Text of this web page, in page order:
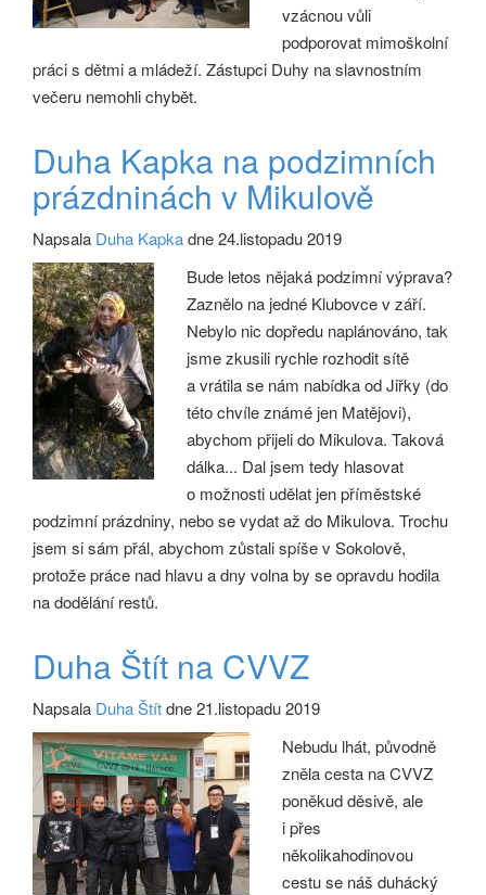
vzácnou vůli
podporovat mimoškolní
práci s dětmi a mládeží. Zástupci Duhy na slavnostním
večeru nemohli chybět.
Duha Kapka na podzimních
prázdninách v Mikulově
Napsala Duha Kapkadne 24.listopadu 2019
Bude letos nějaká podzimní výprava?
Zaznělo na jedné Klubovce v září.
Nebylo nic dopředu naplánováno, tak
jsme zkusili rychle rozhodit sítě
a vrátila se nám nabídka od Jiřky (do
této chvíle známé jen Matějovi),
abychom přijeli do Mikulova. Taková
dálka... Dal jsem tedy hlasovat
o možnosti udělat jen příměstské
podzimní prázdniny, nebo se vydat až do Mikulova. Trochu
jsem si sám přál, abychom zůstali spíše v Sokolově,
protože práce nad hlavu a dny volna by se opravdu hodila
na dodělání restů.
Duha Štít na CVVZ
Napsala Duha Štítdne 21.listopadu 2019
Nebudu lhát, původně
zněla cesta na CVVZ
poněkud děsivě, ale
i přes
několikahodinovou
cestu se náš duhácký